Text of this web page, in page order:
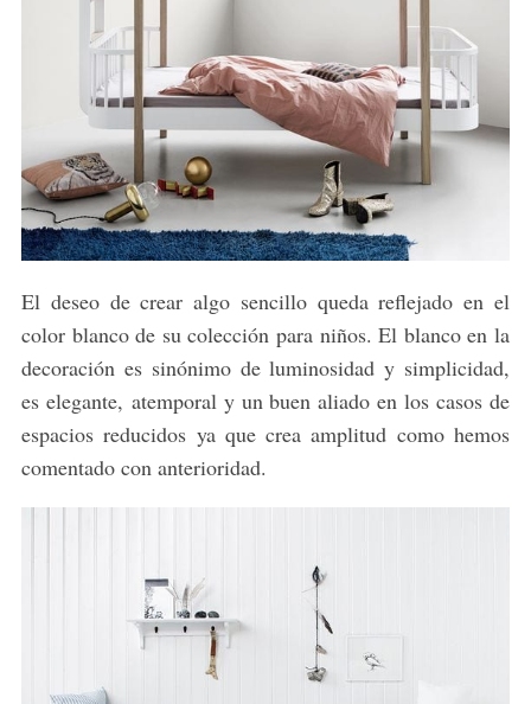
El deseo de crear algo sencillo queda reflejado en el
color blanco de su colección para niños. El blanco en la
decoración es sinónimo de luminosidad y simplicidad,
es elegante, atemporal y un buen aliado en los casos de
espacios reducidos ya que crea amplitud como hemos
comentado con anterioridad.